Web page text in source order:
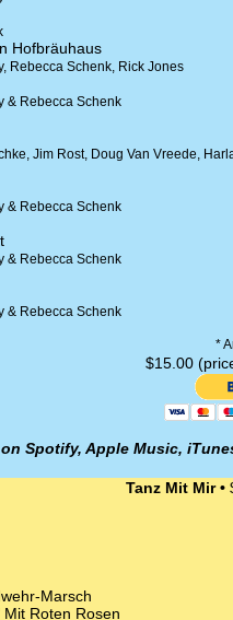
Hofbräuhaus
Rebecca Schenk, Rick Jones
& Rebecca Schenk
Jim Rost, Doug Van Vreede,
& Rebecca Schenk
& Rebecca Schenk
& Rebecca Schenk
*
$15.00
Spotify, Apple Music,
Tanz Mit Mir •
Marsch
Roten Rosen